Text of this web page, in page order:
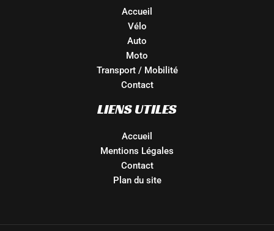
Accueil
Vélo
Auto
Moto
Transport / Mobilité
Contact
LIENS UTILES
Accueil
Mentions Légales
Contact
Plan du site